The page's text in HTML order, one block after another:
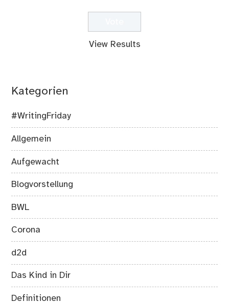
View Results
Kategorien
#WritingFriday
Allgemein
Aufgewacht
Blogvorstellung
BWL
Corona
d2d
Das Kind in Dir
Definitionen